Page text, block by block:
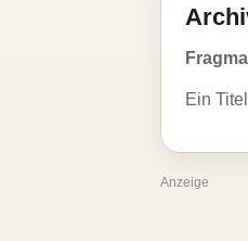
Fragma
Ein
Anzeige